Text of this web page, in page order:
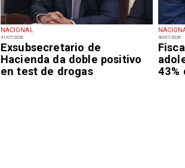
NACIONAL
31/07/2026
Exsubsecretario de
Hacienda da doble positivo
en test de drogas
30/07/2026
43%